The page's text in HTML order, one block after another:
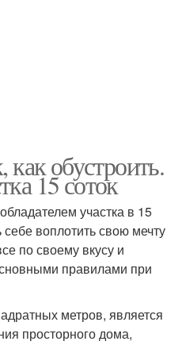
как обустроить.
15 соток
участка в 15
воплотить свою мечту
по своему вкусу и
правилами при
метров, является
просторного дома,